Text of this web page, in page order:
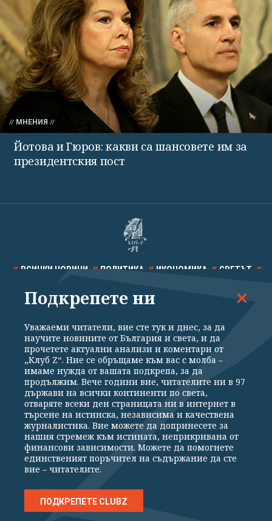
МНЕНИЯ
Йотова и Гюров: какви са шансовете им за
президентския пост
ВСИЧКИ НОВИНИ ПОЛИТИКА ИКОНОМИКА СВЕТЪТ
СПОРТ КУЛТУРА ТЕХНОЛОГИИ КАЛЕЙДОСКОП
Общи условия
Политика за поверителност
Реклама
Партньори Контакти
За Клуб Z
Екип
Подкрепете ни
Издател на www.clubz.bg е „Клуб Зебра Медия“ ЕООД, София, ул. "Алеко
Константинов" 3. Всички права запазени 2026 „Клуб Зебра Медия“
Препечатването на материали, снимки и видео от www.clubz.bg без
разрешение ще бъде преследвано по съдебен път, съгласно
ОБЩИТЕ УСЛОВИЯ
Подкрепете ни
Уважаеми читатели, вие сте тук и днес, за да
научите новините от България и света, и да
прочетете актуални анализи и коментари от
„Клуб Z“. Ние се обръщаме към вас с молба –
имаме нужда от вашата подкрепа, за да
продължим. Вече години вие, читателите ни в 97
държави на всички континенти по света,
отваряте всеки ден страницата ни в интернет в
търсене на истинска, независима и качествена
журналистика. Вие можете да допринесете за
нашия стремеж към истината, неприкривана от
финансови зависимости. Можете да помогнете
единственият поръчител на съдържание да сте
вие – читателите.
ПОДКРЕПЕТЕ CLUBZ